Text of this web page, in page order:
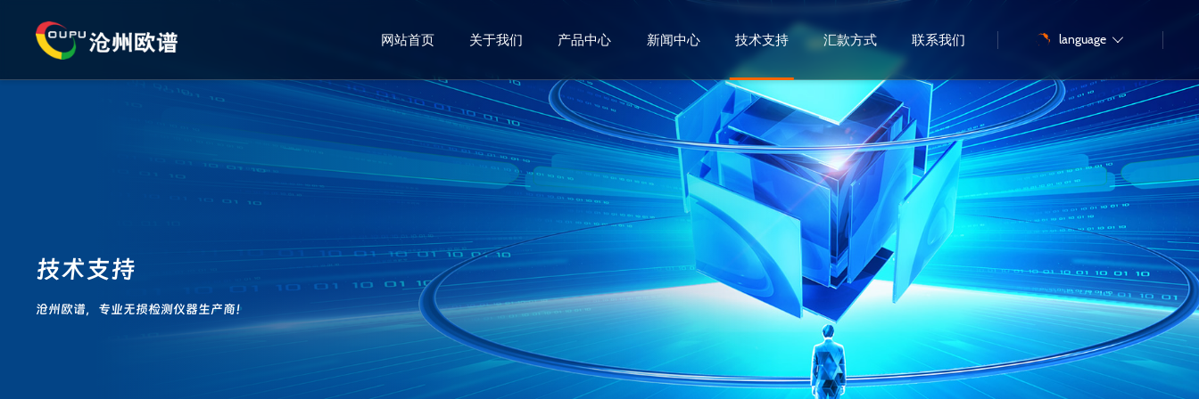
网站首页 关于我们 产品中心 新闻中心 技术支持 汇款方式 联系我们 language 
技术支持
沧州欧谱，专业无损检测仪器生产商！